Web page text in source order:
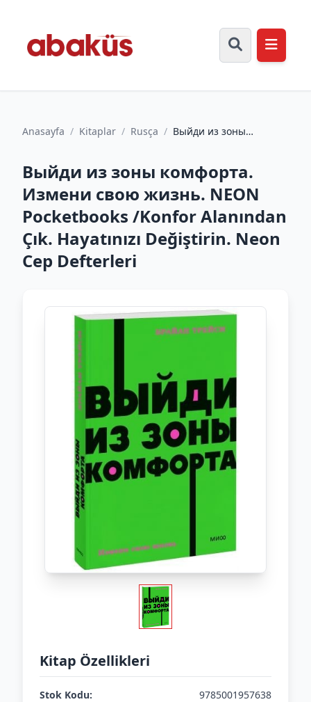
Anasayfa / Kitaplar / Rusça / Выйди из зоны
Pocketbooks /Kon...
Выйди из зоны комфорта.
Измени свою жизнь. NEON
Pocketbooks /Konfor Alanından
Çık. Hayatınızı Değiştirin. Neon
Cep Defterleri
Kitap Özellikleri
Stok Kodu:
9785001957638